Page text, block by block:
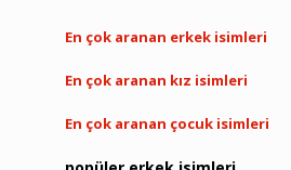
En çok aranan erkek isimleri
En çok aranan kız isimleri
En çok aranan çocuk isimleri